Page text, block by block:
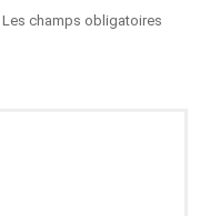
Les champs obligatoires